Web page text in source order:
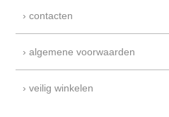
› contacten
› algemene voorwaarden
› veilig winkelen